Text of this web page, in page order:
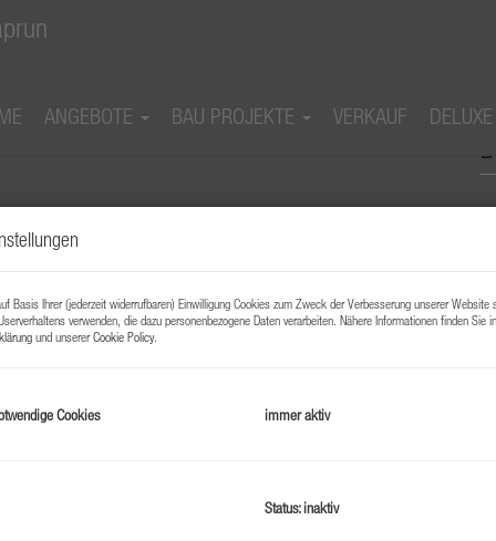
ANGEBOTE BAU PROJEKTE VERKAUF
Dachgeschosswohnung in
Basis Ihrer (jederzeit widerrufbaren) Einwilligung Cookies zum Zweck der Verbesserung unserer Website
verwenden, die dazu personenbezogene Daten verarbeiten. Nähere Informationen finden Sie
und unsererCookie Policy.
Cookies immer aktiv
Status: inaktiv